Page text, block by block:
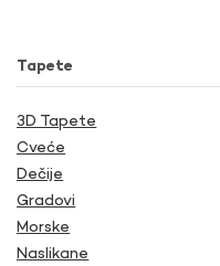
Tapete
3D Tapete
Cveće
Dečije
Gradovi
Morske
Naslikane